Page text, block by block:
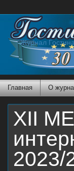
Журнал
Главная О
XII
2023/